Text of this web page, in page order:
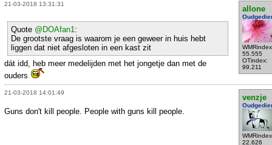
21-03-2018 13:31:31
allone
55.555
OTindex:
99.211
Quote @DOAfan1:
De grootste vraag is waarom je een geweer in huis hebt
liggen dat niet afgesloten in een kast zit
dát idd, heb meer medelijden met het jongetje dan met de
ouders
21-03-2018 14:01:49
venzje
22.626
Guns don't kill people. People with guns kill people.